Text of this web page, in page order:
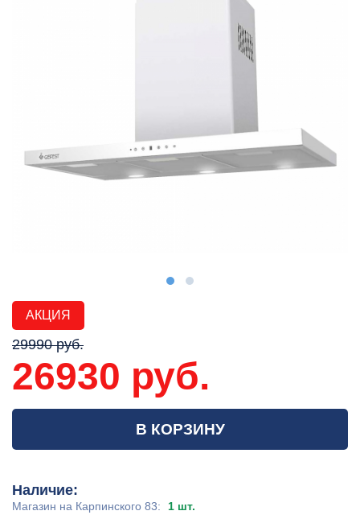
АКЦИЯ
29990 руб.
26930 руб.
В КОРЗИНУ
Наличие:
Магазин на Карпинского 83:
1 шт.